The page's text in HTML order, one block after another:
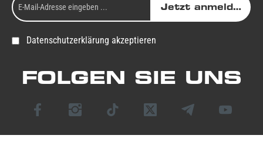
Jetzt anmelden
Datenschutzerklärung akzeptieren
FOLGEN SIE UNS